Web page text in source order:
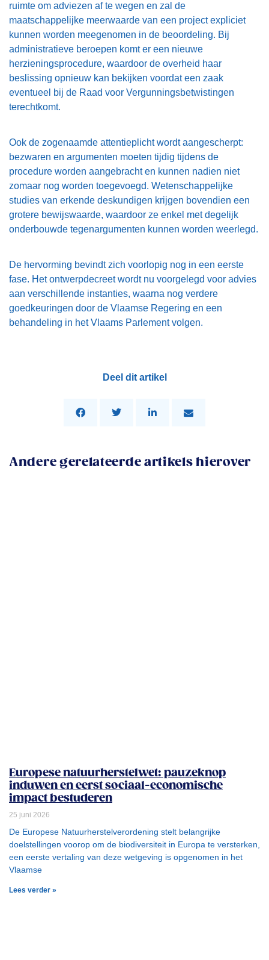
ruimte om adviezen af te wegen en zal de
maatschappelijke meerwaarde van een project expliciet
kunnen worden meegenomen in de beoordeling. Bij
administratieve beroepen komt er een nieuwe
herzieningsprocedure, waardoor de overheid haar
beslissing opnieuw kan bekijken voordat een zaak
eventueel bij de Raad voor Vergunningsbetwistingen
terechtkomt.
Ook de zogenaamde attentieplicht wordt aangescherpt:
bezwaren en argumenten moeten tijdig tijdens de
procedure worden aangebracht en kunnen nadien niet
zomaar nog worden toegevoegd. Wetenschappelijke
studies van erkende deskundigen krijgen bovendien een
grotere bewijswaarde, waardoor ze enkel met degelijk
onderbouwde tegenargumenten kunnen worden weerlegd.
De hervorming bevindt zich voorlopig nog in een eerste
fase. Het ontwerpdecreet wordt nu voorgelegd voor advies
aan verschillende instanties, waarna nog verdere
goedkeuringen door de Vlaamse Regering en een
behandeling in het Vlaams Parlement volgen.
Deel dit artikel
Andere gerelateerde artikels hierover
Europese natuurherstelwet: pauzeknop
induwen en eerst sociaal-economische
impact bestuderen
25 juni 2026
De Europese Natuurherstelverordening stelt belangrijke
doelstellingen voorop om de biodiversiteit in Europa te versterken,
een eerste vertaling van deze wetgeving is opgenomen in het
Vlaamse
Lees verder »